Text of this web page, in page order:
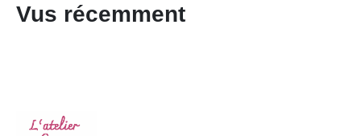
Vus récemment